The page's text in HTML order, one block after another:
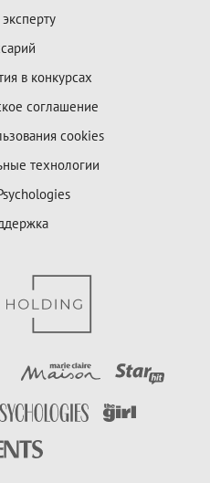
в конкурсах
соглашение
cookies
технологии